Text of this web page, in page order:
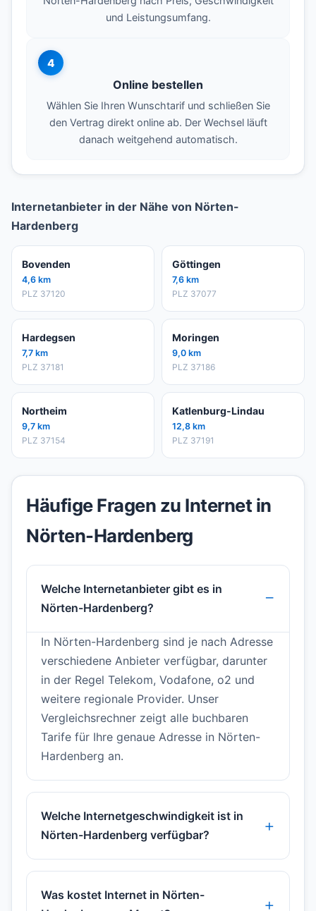
und Leistungsumfang.
4
Online bestellen
Wählen Sie Ihren Wunschtarif und schließen Sie
den Vertrag direkt online ab. Der Wechsel läuft
danach weitgehend automatisch.
Internetanbieter in der Nähe von Nörten-
Hardenberg
Bovenden
4,6 km
PLZ 37120
Göttingen
7,6 km
PLZ 37077
Hardegsen
7,7 km
PLZ 37181
Moringen
9,0 km
PLZ 37186
Northeim
9,7 km
PLZ 37154
Katlenburg-Lindau
12,8 km
PLZ 37191
Häufige Fragen zu Internet in
Nörten-Hardenberg
Welche Internetanbieter gibt es in
Nörten-Hardenberg?
In Nörten-Hardenberg sind je nach Adresse
verschiedene Anbieter verfügbar, darunter
in der Regel Telekom, Vodafone, o2 und
weitere regionale Provider. Unser
Vergleichsrechner zeigt alle buchbaren
Tarife für Ihre genaue Adresse in Nörten-
Hardenberg an.
Welche Internetgeschwindigkeit ist in
Nörten-Hardenberg verfügbar?
Was kostet Internet in Nörten-